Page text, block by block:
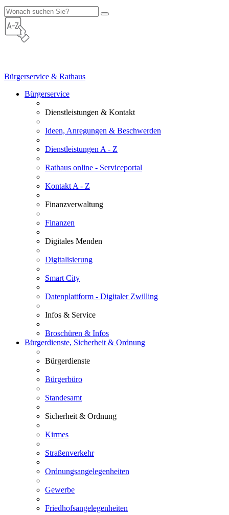
Bürgerservice & Rathaus
Bürgerservice
Dienstleistungen & Kontakt
Ideen, Anregungen & Beschwerden
Dienstleistungen A - Z
Rathaus online - Serviceportal
Kontakt A - Z
Finanzverwaltung
Finanzen
Digitales Menden
Digitalisierung
Smart City
Datenplattform - Digitaler Zwilling
Infos & Service
Broschüren & Infos
Bürgerdienste, Sicherheit & Ordnung
Bürgerdienste
Bürgerbüro
Standesamt
Sicherheit & Ordnung
Kirmes
Straßenverkehr
Ordnungsangelegenheiten
Gewerbe
Friedhofsangelegenheiten